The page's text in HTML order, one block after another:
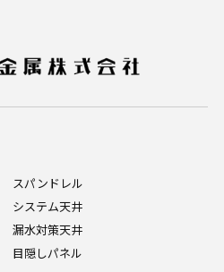
スパンドレル
システム天井
漏水対策天井
目隠しパネル